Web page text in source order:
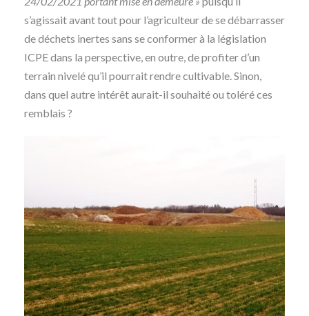
s’agissait avant tout pour l’agriculteur de se débarrasser
de déchets inertes sans se conformer à la législation
ICPE dans la perspective, en outre, de profiter d’un
terrain nivelé qu’il pourrait rendre cultivable. Sinon,
dans quel autre intérêt aurait-il souhaité ou toléré ces
remblais ?